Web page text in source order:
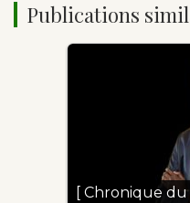
Publications
[ Chronique